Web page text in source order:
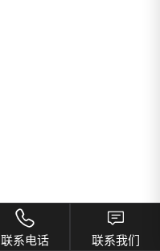
联系电话 联系我们